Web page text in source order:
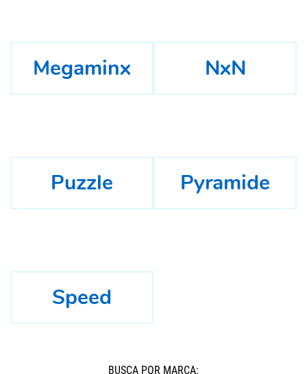
Megaminx NxN
Puzzle Pyramide
Speed
BUSCÁ POR MARCA: